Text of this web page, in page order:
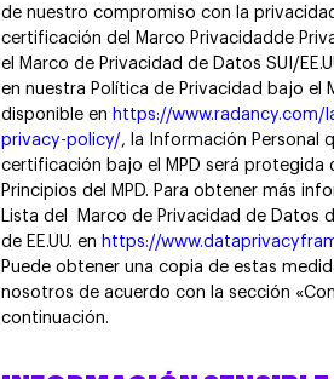
de nuestro compromiso con la
certificación del Marco Privacidadde
el Marco de Privacidad de Datos SUI/
en nuestra Política de Privacidad bajo el
disponible en https://
privacy-policy/, la Información Personal
certificación bajo el MPD será
Principios del MPD. Para obtener más
Lista del Marco de Privacidad de Datos
de EE.UU. en https://
Puede obtener una copia de estas
nosotros de acuerdo con la sección
continuación.